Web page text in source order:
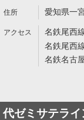
愛知県一
名鉄尾西
名鉄尾西
名鉄名古
代ゼミサテラ